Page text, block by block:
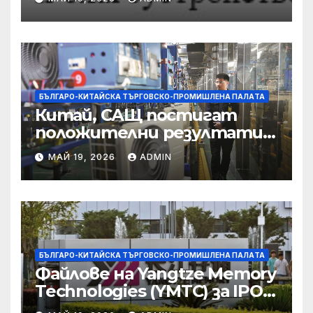
съсредоточи върху
борбата с
корпоративната
престъпност
БЪЛГАРО-КИТАЙСКА ТЪРГОВСКО-ПРОМИШЛЕНА ПАЛAТА
Китай, САЩ постигат
положителни резултати в
икономическите и
търговски консултации:
министерство
МАЙ 19, 2026 ADMIN
БЪЛГАРО-КИТАЙСКА ТЪРГОВСКО-ПРОМИШЛЕНА ПАЛAТА
Файлове на Yangtze Memory
Technologies (YMTC) за IPO
на STAR Market